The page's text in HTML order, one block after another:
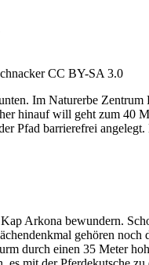
CC BY-SA 3.0
Im Naturerbe
hinauf will geht zum 40
Pfad barrierefrei
Arkona bewundern.
gehören
durch einen 35 Meter